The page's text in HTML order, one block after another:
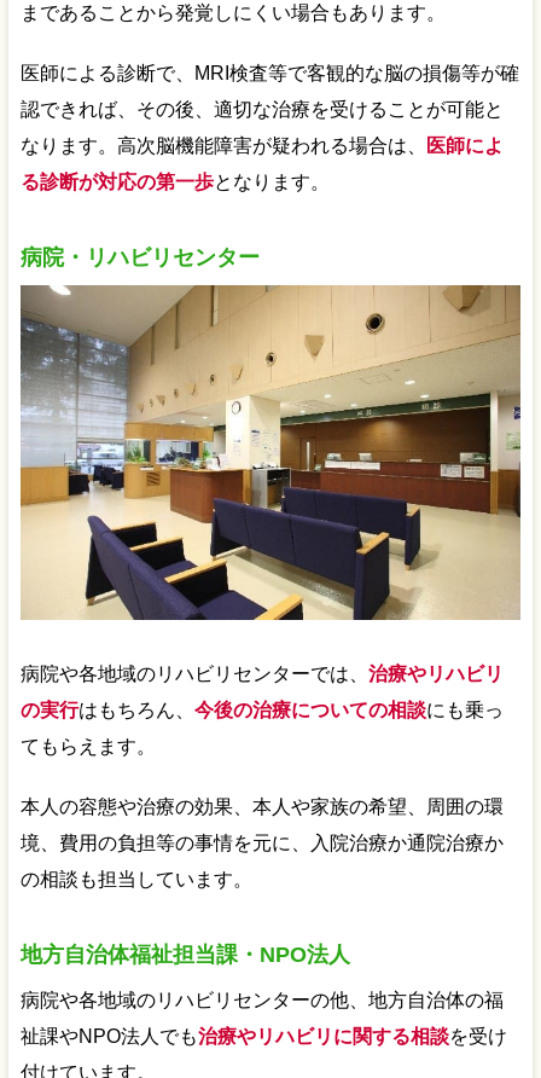
まであることから発覚しにくい場合もあります。
医師による診断で、MRI検査等で客観的な脳の損傷等が確
認できれば、その後、適切な治療を受けることが可能と
なります。高次脳機能障害が疑われる場合は、
医師によ
る診断が対応の第一歩となります。
病院・リハビリセンター
病院や各地域のリハビリセンターでは、 治療やリハビリ
の実行はもちろん、 今後の治療についての相談にも乗っ
てもらえます。
本人の容態や治療の効果、本人や家族の希望、周囲の環
境、費用の負担等の事情を元に、入院治療か通院治療か
の相談も担当しています。
地方自治体福祉担当課・NPO法人
病院や各地域のリハビリセンターの他、地方自治体の福
祉課やNPO法人でも治療やリハビリに関する相談を受け
付けています。